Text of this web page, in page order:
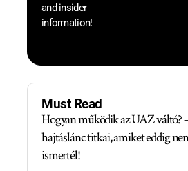
and insider
information!
Must Read
Hogyan működik az UAZ váltó?
hajtáslánc titkai, amiket eddig
ismertél!